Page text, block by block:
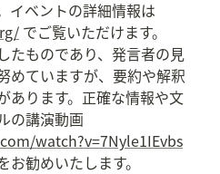
でご覧いただけます。
たものであり、発言者の見
めていますが、要約や解釈
あります。正確な情報や文
の講演動画
watch?v=7Nyle1IEvbs
勧めいたします。